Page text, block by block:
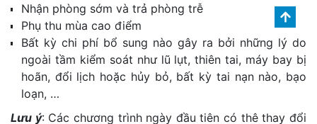
Nhận phòng sớm và trả phòng trễ
Phụ thu mùa cao điểm
Bất kỳ chi phí bổ sung nào gây ra bởi những lý do
ngoài tầm kiểm soát như lũ lụt, thiên tai, máy bay bị
hoãn, đổi lịch hoặc hủy bỏ, bất kỳ tai nạn nào, bạo
loạn, …
Lưu ý: Các chương trình ngày đầu tiên có thê thay đổi